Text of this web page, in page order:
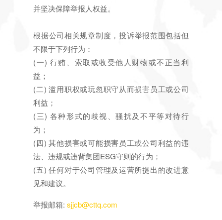
并坚决保障举报人权益。
根据公司相关规章制度，投诉举报范围包括但
不限于下列行为：
(一) 行贿、索取或收受他人财物或不正当利
益；
(二) 滥用职权或玩忽职守从而损害员工或公司
利益；
(三) 各种形式的歧视、骚扰及不平等对待行
为；
(四) 其他损害或可能损害员工或公司利益的违
法、违规或违背集团ESG守则的行为；
(五) 任何对于公司管理及运营所提出的改进意
见和建议。
举报邮箱:sjjcb@cttq.com